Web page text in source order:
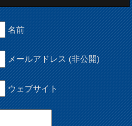
名前
メールアドレス (非公開)
ウェブサイト